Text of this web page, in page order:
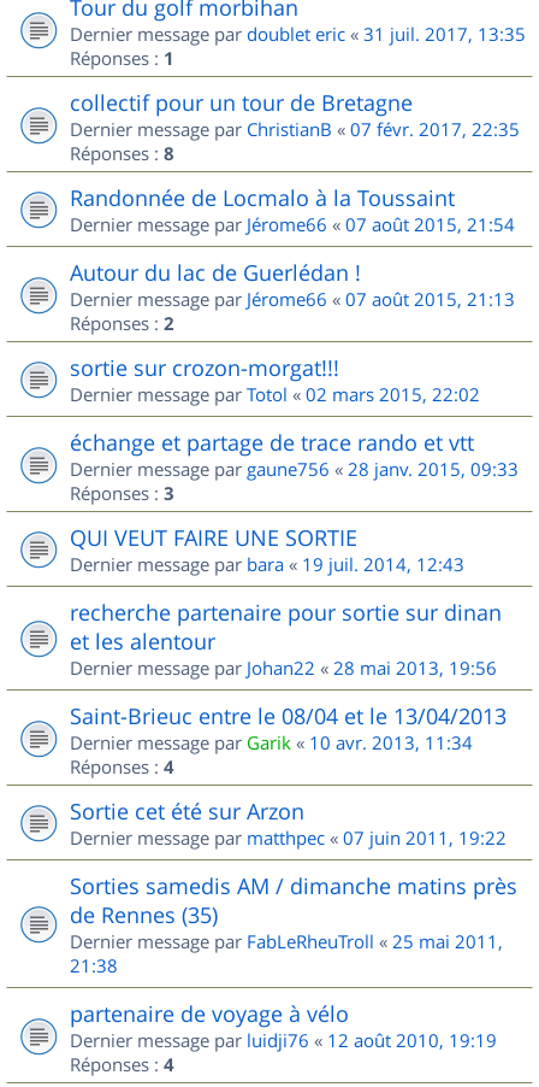
Tour du golf morbihan
Dernier message par doublet eric « 31 juil. 2017, 13:35
Réponses : 1
collectif pour un tour de Bretagne
Dernier message par ChristianB « 07 févr. 2017, 22:35
Réponses : 8
Randonnée de Locmalo à la Toussaint
Dernier message par Jérome66 « 07 août 2015, 21:54
Autour du lac de Guerlédan !
Dernier message par Jérome66 « 07 août 2015, 21:13
Réponses : 2
sortie sur crozon-morgat!!!
Dernier message par Totol « 02 mars 2015, 22:02
échange et partage de trace rando et vtt
Dernier message par gaune756 « 28 janv. 2015, 09:33
Réponses : 3
QUI VEUT FAIRE UNE SORTIE
Dernier message par bara « 19 juil. 2014, 12:43
recherche partenaire pour sortie sur dinan
et les alentour
Dernier message par Johan22 « 28 mai 2013, 19:56
Saint-Brieuc entre le 08/04 et le 13/04/2013
Dernier message par Garik « 10 avr. 2013, 11:34
Réponses : 4
Sortie cet été sur Arzon
Dernier message par matthpec « 07 juin 2011, 19:22
Sorties samedis AM / dimanche matins près
de Rennes (35)
Dernier message par FabLeRheuTroll « 25 mai 2011,
21:38
partenaire de voyage à vélo
Dernier message par luidji76 « 12 août 2010, 19:19
Réponses : 4